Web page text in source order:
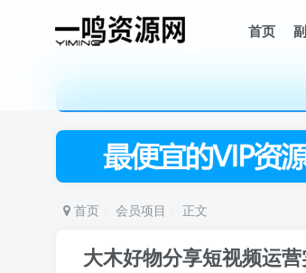
首页
首页 会员项目 正文
大木好物分享短视频运